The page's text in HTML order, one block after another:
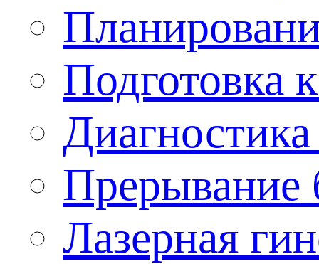
Подготовка
Прерывание
Лазерная